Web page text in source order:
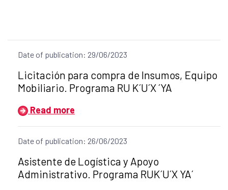
Date of publication: 29/06/2023
Title of the announcement:
Licitación para compra de Insumos, Equipo
Mobiliario. Programa RU K´U´X ´YA
Read more
Date of publication: 26/06/2023
Title of the announcement:
Asistente de Logística y Apoyo
Administrativo. Programa RUK´U´X YA´